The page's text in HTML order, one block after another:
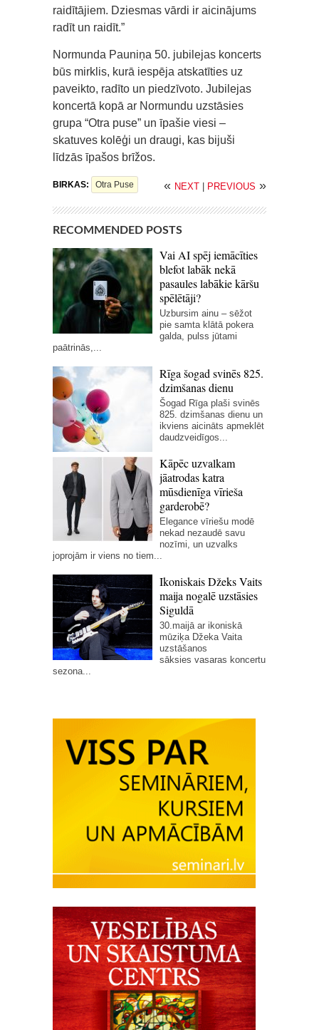
raidītājiem. Dziesmas vārdi ir aicinājums
radīt un raidīt.”
Normunda Pauniņa 50. jubilejas koncerts
būs mirklis, kurā iespēja atskatīties uz
paveikto, radīto un piedzīvoto. Jubilejas
koncertā kopā ar Normundu uzstāsies
grupa “Otra puse” un īpašie viesi –
skatuves kolēģi un draugi, kas bijuši
līdzās īpašos brīžos.
BIRKAS: Otra Puse « NEXT PREVIOUS »
RECOMMENDED POSTS
Vai AI spēj iemācīties
blefot labāk nekā
pasaules labākie kāršu
spēlētāji?
Uzbursim ainu – sēžot
pie samta klātā pokera
galda, pulss jūtami
paātrinās,...
Rīga šogad svinēs 825.
dzimšanas dienu
Šogad Rīga plaši svinēs
825. dzimšanas dienu un
ikviens aicināts apmeklēt
daudzveidīgos...
Kāpēc uzvalkam
jāatrodas katra
mūsdienīga vīrieša
garderobē?
Elegance vīriešu modē
nekad nezaudē savu
nozīmi, un uzvalks
joprojām ir viens no tiem...
Ikoniskais Džeks Vaits
maija nogalē uzstāsies
Siguldā
30.maijā ar ikoniskā
mūziķa Džeka Vaita
uzstāšanos
sāksies vasaras koncertu
sezona...